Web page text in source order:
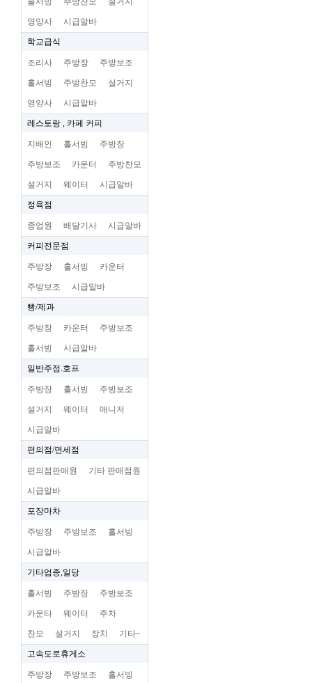
영양사 시급알바
학교급식
조리사 주방장 주방보조
홀서빙 주방찬모 설거지
영양사 시급알바
레스토랑 , 카페 커피
지배인 홀서빙 주방장
주방보조 카운터 주방찬모
설거지 웨이터 시급알바
정육점
종업원 배달기사 시급알바
커피전문점
주방장 홀서빙 카운터
주방보조 시급알바
빵/제과
주방장 카운터 주방보조
홀서빙 시급알바
일반주점.호프
주방장 홀서빙 주방보조
설거지 웨이터 매니저
시급알바
편의점/면세점
편의점판매원 기타 판매점원
시급알바
포장마차
주방장 주방보조 홀서빙
시급알바
기타업종,일당
홀서빙 주방장 주방보조
카운타 웨이터 주차
찬모 설거지 장치 기타~
고속도로휴게소
주방장 주방보조 홀서빙